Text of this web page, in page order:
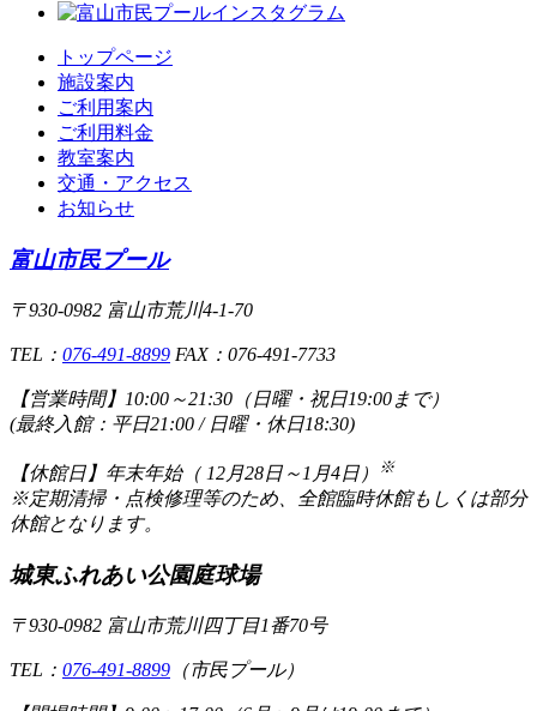
トップページ
施設案内
ご利用案内
ご利用料金
教室案内
交通・アクセス
お知らせ
富山市民プール
〒930-0982 富山市荒川4-1-70
TEL： 076-491-8899 FAX：076-491-7733
【営業時間】 10:00～21:30（日曜・祝日19:00まで）
(最終入館：平日21:00 / 日曜・休日18:30)
【休館日】 年末年始（ 12月28日～1月4日） ※
※定期清掃・点検修理等のため、全館臨時休館もしくは部分
休館となります。
城東ふれあい公園庭球場
〒930-0982 富山市荒川四丁目1番70号
TEL： 076-491-8899 （市民プール）